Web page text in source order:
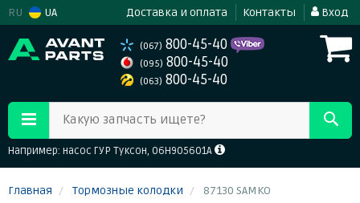
RU UA Доставка и оплата Контакты Вход
(067) 800-45-40
(095) 800-45-40
(063) 800-45-40
Какую запчасть ищете?
Например: насос ГУР Туксон, 06H905601A
Главная Тормозные колодки 87130 SAMKO